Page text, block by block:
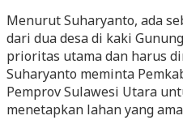
Menurut Suharyanto, ada
dari dua desa di kaki
prioritas utama dan harus
Suharyanto meminta
Pemprov Sulawesi Utara
menetapkan lahan yang